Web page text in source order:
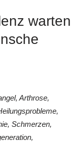
warten
Arthrose,
Schmerzen,